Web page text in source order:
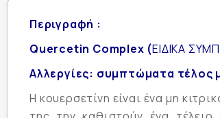
Περιγραφή :
Quercetin Complex (ΕΙΔΙΚΑ
Αλλεργίες: συμπτώματα
Η κουερσετίνη είναι ένα μη